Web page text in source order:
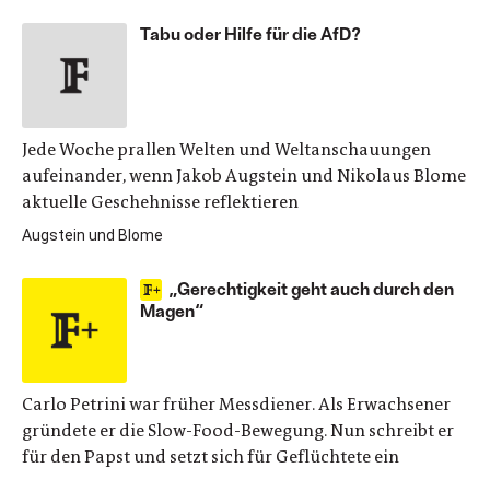
Tabu oder Hilfe für die AfD?
Jede Woche prallen Welten und Weltanschauungen
aufeinander, wenn Jakob Augstein und Nikolaus Blome
aktuelle Geschehnisse reflektieren
Augstein und Blome
„Gerechtigkeit geht auch durch den
Magen“
Carlo Petrini war früher Messdiener. Als Erwachsener
gründete er die Slow-Food-Bewegung. Nun schreibt er
für den Papst und setzt sich für Geflüchtete ein